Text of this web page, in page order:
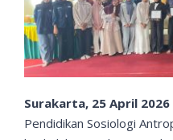
Ruang Berpikir
Beasiswa
Video Mahasiswa
Publikasi Mahasiswa
Profil Alumni
Tracer Study
Kerjasama
Lokal
Internasional
Laboratorium
Surakarta, 25 April 2026
Pendidikan Sosiologi